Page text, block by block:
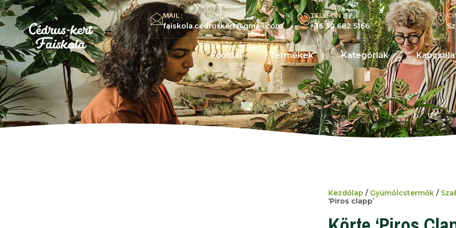
MAIL :
faiskola.cedruskert@gmail.com
TELEFON :
+36 30 682 5166
Főoldal Termékek Kategóriák
Kezdőlap / Gyümölcstermők /
‘Piros clapp’